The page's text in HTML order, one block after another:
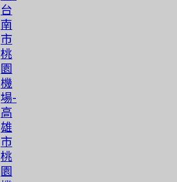
台
南
市
桃
園
機
場-
高
雄
市
桃
園